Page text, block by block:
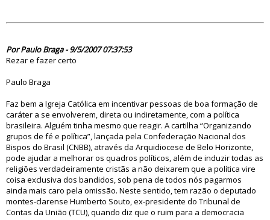
Por Paulo Braga - 9/5/2007 07:37:53
Rezar e fazer certo
Paulo Braga
Faz bem a Igreja Católica em incentivar pessoas de boa formação de
caráter a se envolverem, direta ou indiretamente, com a política
brasileira. Alguém tinha mesmo que reagir. A cartilha “Organizando
grupos de fé e política”, lançada pela Confederação Nacional dos
Bispos do Brasil (CNBB), através da Arquidiocese de Belo Horizonte,
pode ajudar a melhorar os quadros políticos, além de induzir todas as
religiões verdadeiramente cristãs a não deixarem que a política vire
coisa exclusiva dos bandidos, sob pena de todos nós pagarmos
ainda mais caro pela omissão. Neste sentido, tem razão o deputado
montes-clarense Humberto Souto, ex-presidente do Tribunal de
Contas da União (TCU), quando diz que o ruim para a democracia